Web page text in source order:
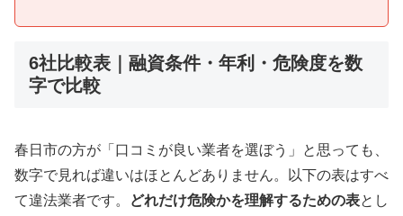
6社比較表｜融資条件・年利・危険度を数
字で比較
春日市の方が「口コミが良い業者を選ぼう」と思っても、
数字で見れば違いはほとんどありません。以下の表はすべ
て違法業者です。
どれだけ危険かを理解するための表とし